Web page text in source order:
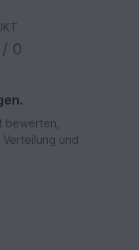
/ 0
bewerten,
und